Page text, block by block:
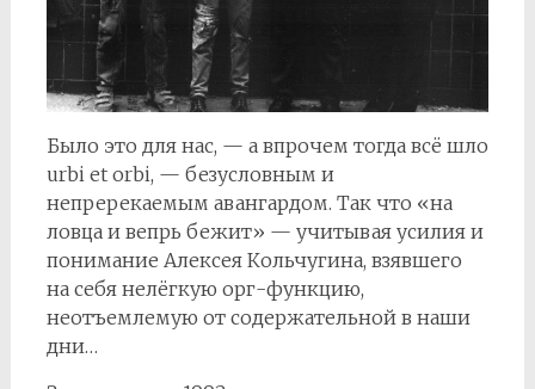
Было это для нас, — а впрочем тогда всё шло
urbi et orbi, — безусловным и
непререкаемым авангардом. Так что «на
ловца и вепрь бежит» — учитывая усилия и
понимание Алексея Кольчугина, взявшего
на себя нелёгкую орг-функцию,
неотъемлемую от содержательной в наши
дни…